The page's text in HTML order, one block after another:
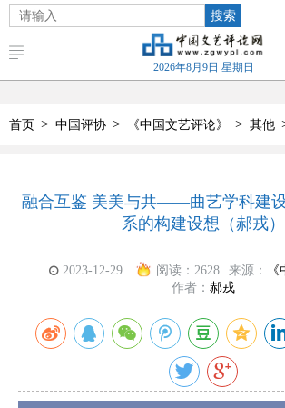
搜索
2026年8月9日 星期日
首页 > 中国评协 > 《中国文艺评论》 > 其他
融合互鉴 美美与共——曲艺学科建
系的构建设想（郝戎）
2023-12-29 阅读： 2628 来源：
作者： 郝戎